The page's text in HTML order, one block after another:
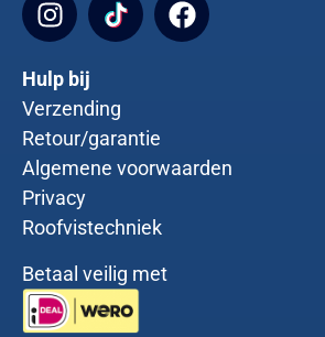
Hulp bij
Verzending
Retour/garantie
Algemene voorwaarden
Privacy
Roofvistechniek
Betaal veilig met